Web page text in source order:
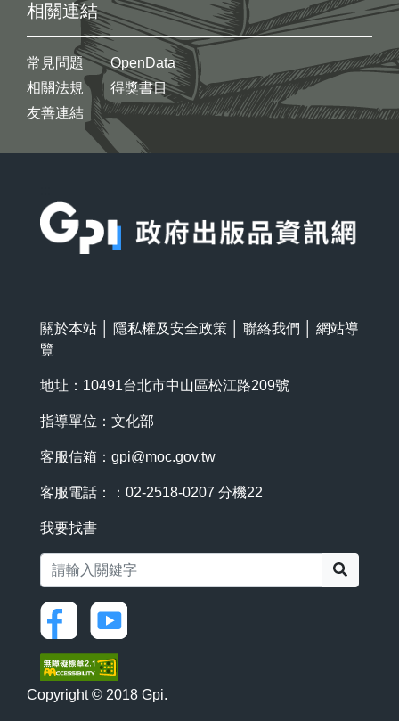
相關連結
常見問題
相關法規
友善連結
OpenData
得獎書目
關於本站 隱私權及安全政策 聯絡我們
網站導
覽
地址：10491台北市中山區松江路209號
指導單位：文化部
客服信箱： gpi@moc.gov.tw
客服電話：：02-2518-0207 分機22
我要找書
Copyright © 2018 Gpi.